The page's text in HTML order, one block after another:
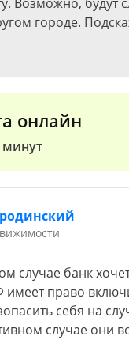
городе.
онлайн
минут
случае банк
имеет право
себя на
случае они